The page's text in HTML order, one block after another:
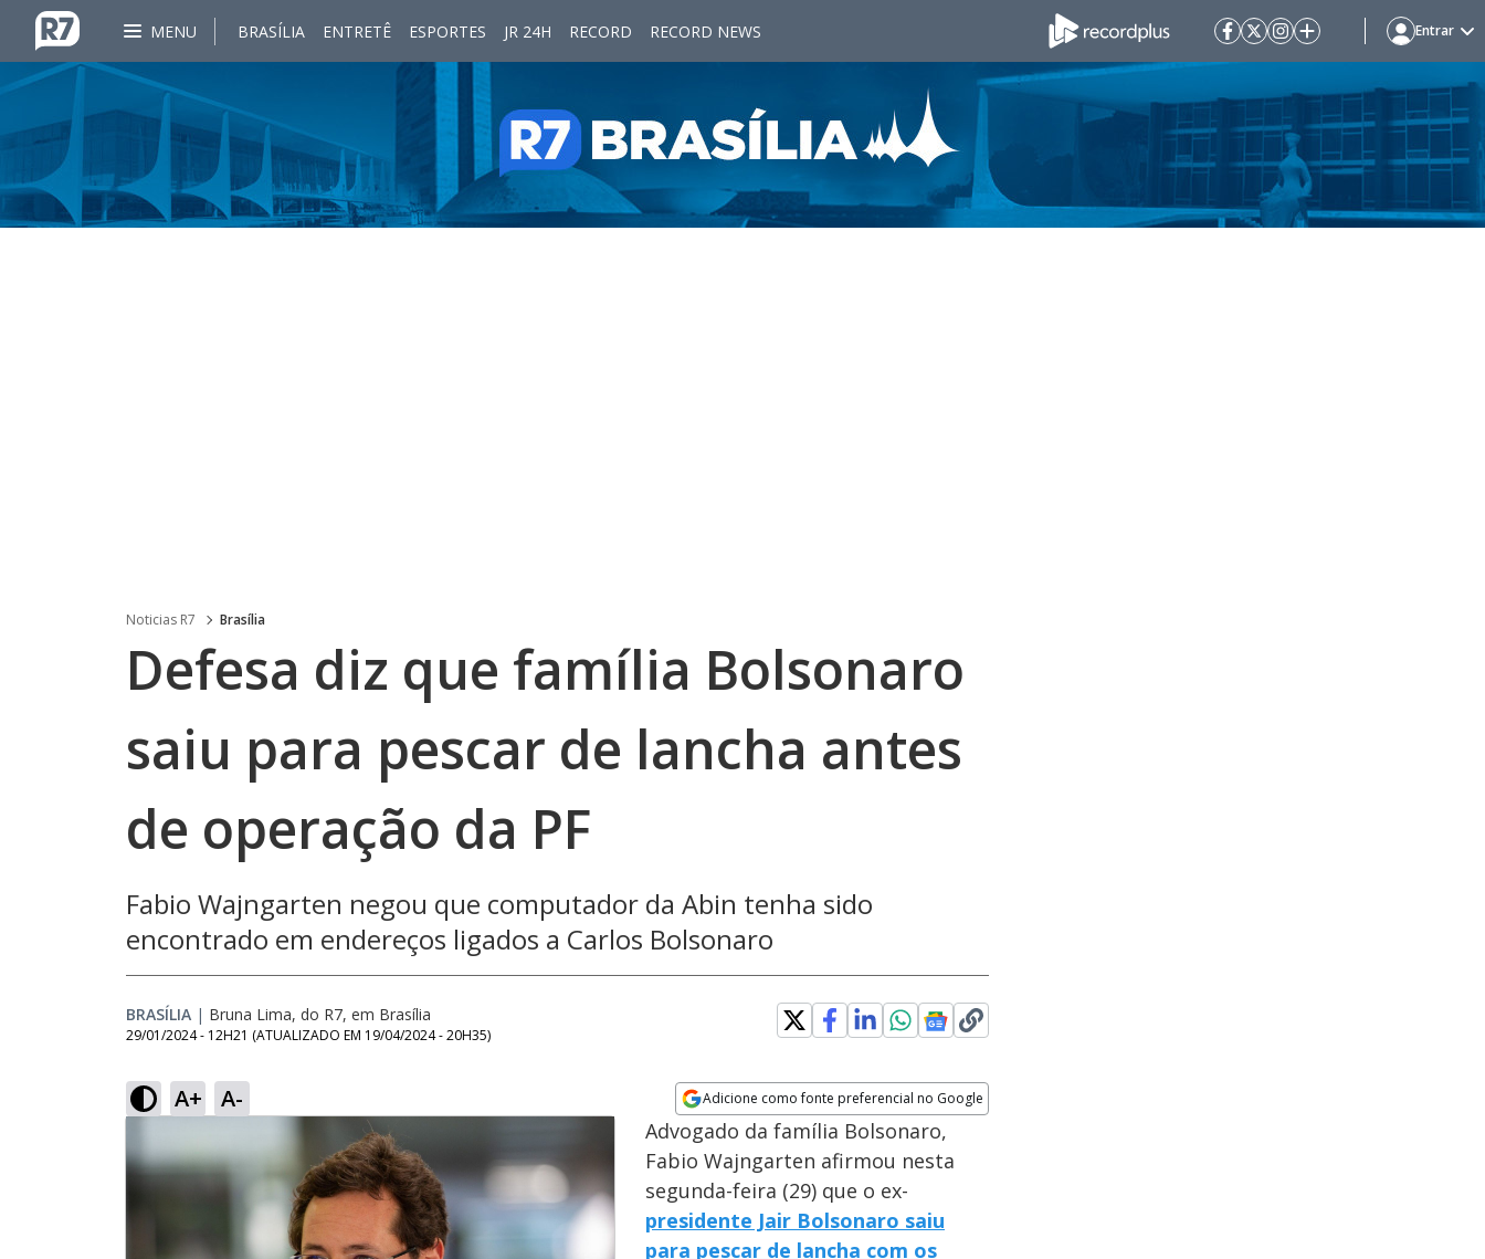
MENU BRASÍLIA ENTRETÊ ESPORTES JR 24H RECORD RECORD NEWS Entrar
Noticias R7 Brasília
Defesa diz que família Bolsonaro
saiu para pescar de lancha antes
de operação da PF
Fabio Wajngarten negou que computador da Abin tenha sido
encontrado em endereços ligados a Carlos Bolsonaro
BRASÍLIA | Bruna Lima, do R7, em Brasília
29/01/2024 - 12H21 (ATUALIZADO EM 19/04/2024 - 20H35)
A+ A- Adicione como fonte preferencial no Google
Opens in new window
Advogado da família Bolsonaro,
Fabio Wajngarten afirmou nesta
segunda-feira (29) que o ex-
presidente Jair Bolsonaro saiu
para pescar de lancha com os